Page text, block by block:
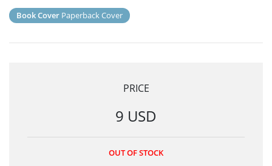
Book Cover Paperback Cover
PRICE
9 USD
OUT OF STOCK